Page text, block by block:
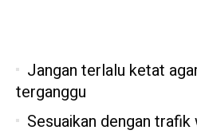
Jangan terlalu ketat
terganggu
Sesuaikan dengan